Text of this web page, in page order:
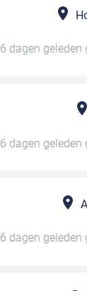
6 dagen geleden
6 dagen geleden
6 dagen geleden